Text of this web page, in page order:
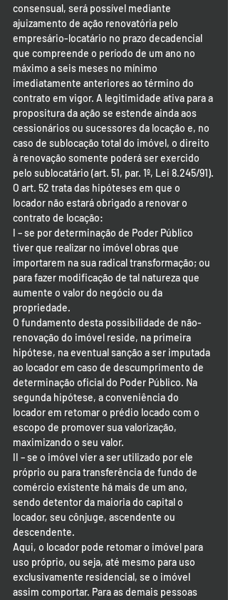
consensual, será possível mediante
ajuizamento de ação renovatória pelo
empresário-locatário no prazo decadencial
que compreende o período de um ano no
máximo a seis meses no mínimo
imediatamente anteriores ao término do
contrato em vigor. A legitimidade ativa para a
propositura da ação se estende ainda aos
cessionários ou sucessores da locação e, no
caso de sublocação total do imóvel, o direito
à renovação somente poderá ser exercido
pelo sublocatário (art. 51, par. 1º, Lei 8.245/91).
O art. 52 trata das hipóteses em que o
locador não estará obrigado a renovar o
contrato de locação:
I – se por determinação de Poder Público
tiver que realizar no imóvel obras que
importarem na sua radical transformação; ou
para fazer modificação de tal natureza que
aumente o valor do negócio ou da
propriedade.
O fundamento desta possibilidade de não-
renovação do imóvel reside, na primeira
hipótese, na eventual sanção a ser imputada
ao locador em caso de descumprimento de
determinação oficial do Poder Público. Na
segunda hipótese, a conveniência do
locador em retomar o prédio locado com o
escopo de promover sua valorização,
maximizando o seu valor.
II – se o imóvel vier a ser utilizado por ele
próprio ou para transferência de fundo de
comércio existente há mais de um ano,
sendo detentor da maioria do capital o
locador, seu cônjuge, ascendente ou
descendente.
Aqui, o locador pode retomar o imóvel para
uso próprio, ou seja, até mesmo para uso
exclusivamente residencial, se o imóvel
assim comportar. Para as demais pessoas